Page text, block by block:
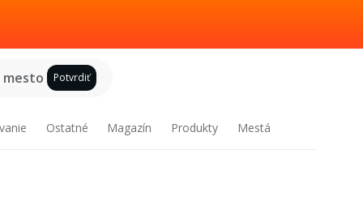
Potvrdiť
Ostatné Magazín Produkty Mestá